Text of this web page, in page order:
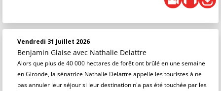
Vendredi 31 Juillet 2026
Benjamin Glaise avec Nathalie Delattre
Alors que plus de 40 000 hectares de forêt ont brûlé en une semaine
en Gironde, la sénatrice Nathalie Delattre appelle les touristes à ne
pas annuler leur séjour si leur destination n'a pas été touchée par les